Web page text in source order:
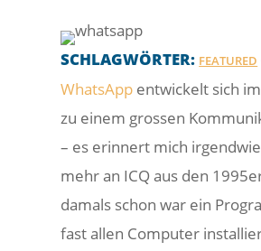
SCHLAGWÖRTER: FEATURED
WhatsApp entwickelt sich
zu einem grossen
– es erinnert mich
mehr an ICQ aus den
damals schon war ein
fast allen Computer